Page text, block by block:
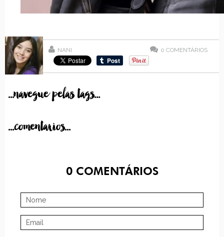
NANI 0 COMENTÁRIOS
...navegue pelas tags...
...comentarios...
0COMENTÁRIOS